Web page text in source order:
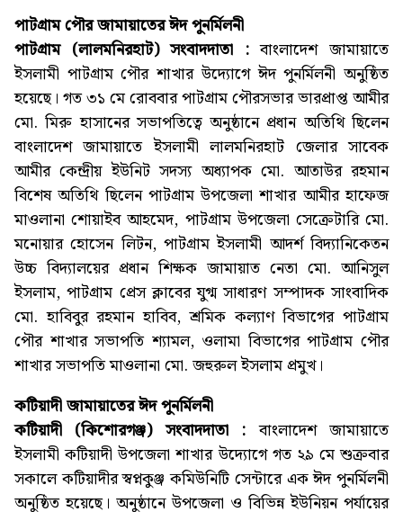
পাটগ্রাম পৌর জামায়াতের ঈদ পুনর্মিলনী
পাটগ্রাম (লালমনিরহাট) সংবাদদাতা :বাংলাদেশ জামায়াতে
ইসলামী পাটগ্রাম পৌর শাখার উদ্যোগে ঈদ পুনর্মিলনী অনুষ্ঠিত
হয়েছে। গত ৩১ মে রোববার পাটগ্রাম পৌরসভার ভারপ্রাপ্ত আমীর
মো. মিরু হাসানের সভাপতিত্বে অনুষ্ঠানে প্রধান অতিথি ছিলেন
বাংলাদেশ জামায়াতে ইসলামী লালমনিরহাট জেলার সাবেক
আমীর কেন্দ্রীয় ইউনিট সদস্য অধ্যাপক মো. আতাউর রহমান
বিশেষ অতিথি ছিলেন পাটগ্রাম উপজেলা শাখার আমীর হাফেজ
মাওলানা শোয়াইব আহমেদ, পাটগ্রাম উপজেলা সেক্রেটারি মো.
মনোয়ার হোসেন লিটন, পাটগ্রাম ইসলামী আদর্শ বিদ্যানিকেতন
উচ্চ বিদ্যালয়ের প্রধান শিক্ষক জামায়াত নেতা মো. আনিসুল
ইসলাম, পাটগ্রাম প্রেস ক্লাবের যুগ্ম সাধারণ সম্পাদক সাংবাদিক
মো. হাবিবুর রহমান হাবিব, শ্রমিক কল্যাণ বিভাগের পাটগ্রাম
পৌর শাখার সভাপতি শ্যামল, ওলামা বিভাগের পাটগ্রাম পৌর
শাখার সভাপতি মাওলানা মো. জহুরুল ইসলাম প্রমুখ।
কটিয়াদী জামায়াতের ঈদ পুনর্মিলনী
কটিয়াদী (কিশোরগঞ্জ) সংবাদদাতা : বাংলাদেশ জামায়াতে
ইসলামী কটিয়াদী উপজেলা শাখার উদ্যোগে গত ২৯ মে শুক্রবার
সকালে কটিয়াদীর স্বপ্নকুঞ্জ কমিউনিটি সেন্টারে এক ঈদ পুনর্মিলনী
অনুষ্ঠিত হয়েছে। অনুষ্ঠানে উপজেলা ও বিভিন্ন ইউনিয়ন পর্যায়ের